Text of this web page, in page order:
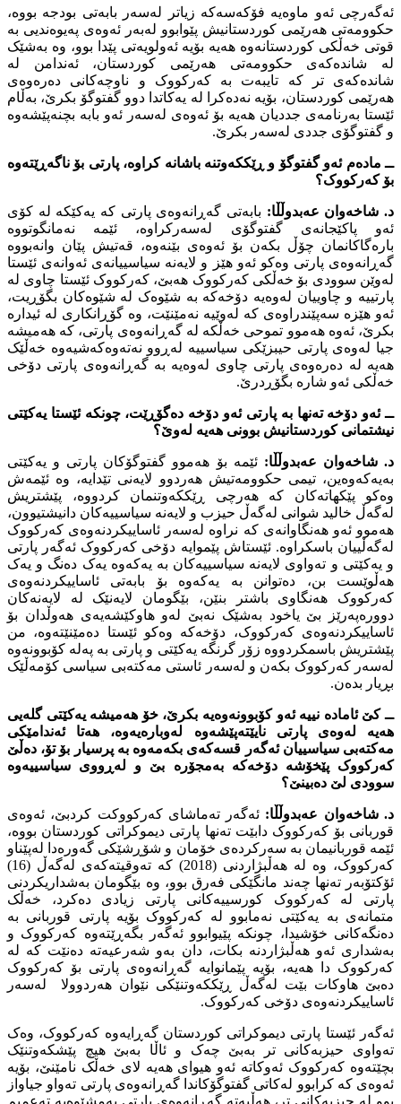
ئەگەرچى ئەو ماوەیە فۆکەسەکە زیاتر لەسەر بابەتى بودجە بووە،
حکوومەتى هەرێمى کوردستانیش پێوابوو لەبەر ئەوەى پەیوەندیى بە
قوتى خەڵکى کوردستانەوە هەیە بۆیە ئەولویەتى پێدا بوو، وە بەشێک
لە شاندەکەى حکوومەتى هەرێمى کوردستان، ئەندامن لە
شاندەکەى تر کە تایبەت بە کەرکووک و ناوچەکانى دەرەوەى
هەرێمى کوردستان، بۆیە نەدەکرا لە یەکاتدا دوو گفتوگۆ بکرێ، بەڵام
ئێستا بەرنامەى جددیان هەیە بۆ ئەوەى لەسەر ئەو بابە بچنەپێشەوە
و گفتوگۆى جددى لەسەر بکرێ.
ــ مادەم ئەو گفتوگۆ و ڕێککەوتنە باشانە کراوە، پارتى بۆ ناگەڕێتەوە
بۆ کەرکووک؟
د. شاخەوان عەبدوڵڵا: بابەتى گەڕانەوەى پارتى کە یەکێکە لە کۆى
ئەو پاکێجانەى گفتوگۆى لەسەرکراوە، ئێمە نەمانگوتووە
بارەگاکانمان چۆڵ بکەن بۆ ئەوەى بێنەوە، قەتیش پێان وانەبووە
گەڕانەوەى پارتى وەکو ئەو هێز و لایەنە سیاسییانەى ئەوانەى ئێستا
لەوێن سوودى بۆ خەڵکى کەرکووک هەبێ، کەرکووک ئێستا چاوى لە
پارتییە و چاوییان لەوەیە دۆخەکە بە شێوەک لە شێوەکان بگۆڕیت،
ئەو هێزە سەپێندراوەى کە لەوێیە نەمێنێت، وە گۆڕانکارى لە ئیدارە
بکرێ، ئەوە هەموو تموحى خەڵکە لە گەڕانەوەى پارتى، کە هەمیشە
جیا لەوەى پارتى حیبزێکى سیاسییە لەڕوو نەتەوەکەشیەوە خەڵێک
هەیە لە دەرەوەى پارتى چاوى لەوەیە بە گەڕانەوەى پارتى دۆخى
خەڵکى ئەو شارە بگۆڕدرێ.
ــ ئەو دۆخە تەنها بە پارتى ئەو دۆخە دەگۆڕێت، چونکە ئێستا یەکێتی
نیشتمانى کوردستانیش بوونى هەیە لەوێ؟
د. شاخەوان عەبدوڵڵا: ئێمە بۆ هەموو گفتوگۆکان پارتى و یەکێتى
بەیەکەوەین، تیمى حکوومەتیش هەردوو لایەنى تێدایە، وە ئێمەش
وەکو پێکهاتەکان کە هەرچى ڕێککەوتنمان کردووە، پێشتریش
لەگەڵ خالید شوانى لەگەڵ حیزب و لایەنە سیاسییەکان دانیشتیوون،
هەموو ئەو هەنگاوانەى کە نراوە لەسەر ئاساییکردنەوەى کەرکووک
لەگەڵییان باسکراوە. ئێستاش پێموایە دۆخى کەرکووک ئەگەر پارتى
و یەکێتى و تەواوى لایەنە سیاسییەکان بە یەکەوە یەک دەنگ و یەک
هەڵوێست بن، دەتوانن بە یەکەوە بۆ بابەتى ئاساییکردنەوەى
کەرکووک هەنگاوى باشتر بنێن، بێگومان لایەنێک لە لایەنەکان
دوورەپەرێز بێ یاخود بەشێک نەبێ لەو هاوکێشەیەى هەوڵدان بۆ
ئاساییکردنەوەى کەرکووک، دۆخەکە وەکو ئێستا دەمێنێتەوە، من
پێشتریش باسمکردووە زۆر گرنگە یەکێتى و پارتى بە پەلە کۆبوونەوە
لەسەر کەرکووک بکەن و لەسەر ئاستى مەکتەبى سیاسى کۆمەڵێک
بڕیار بدەن.
ــ کێ ئامادە نییە ئەو کۆبوونەوەیە بکرێ، خۆ هەمیشە یەکێتى گلەیى
هەیە لەوەى پارتى نایێتەپێشەوە لەوبارەیەوە، هەتا ئەندامێکى
مەکتەبى سیاسییان ئەگەر قسەکەى بکەمەوە بە پرسیار بۆ تۆ، دەڵێ
کەرکووک پێخۆشە دۆخەکە بەمجۆرە بێ و لەڕووى سیاسییەوە
سوودى لێ دەبینێ؟
د. شاخەوان عەبدوڵڵا: ئەگەر تەماشاى کەرکووکت کردبێ، ئەوەى
قوربانى بۆ کەرکووک دابێت تەنها پارتى دیموکراتى کوردستان بووە،
ئێمە قوربانیمان بە سەرکردەى خۆمان و شۆڕشێکى گەورەدا لەپێناو
کەرکووک، وە لە هەڵبژاردنى (2018) کە تەوقیتەکەى لەگەڵ (16)
ئۆکتۆبەر تەنها چەند مانگێکى فەرق بوو، وە بێگومان بەشداریکردنى
پارتى لە کەرکووک کورسییەکانى پارتى زیادی دەکرد، خەڵک
متمانەى بە یەکێتى نەمابوو لە کەرکووک بۆیە پارتى قوربانى بە
دەنگەکانى خۆشیدا، چونکە پێیوابوو ئەگەر بگەڕێتەوە کەرکووک و
بەشدارى ئەو هەڵبژاردنە بکات، دان بەو شەرعیەتە دەنێت کە لە
کەرکووک دا هەیە، بۆیە پێمانوایە گەڕانەوەى پارتى بۆ کەرکووک
دەبێ هاوکات بێت لەگەڵ ڕێککەوتنێکى نێوان هەردوولا لەسەر
ئاساییکردنەوەى دۆخى کەرکووک.
ئەگەر ئێستا پارتى دیموکراتى کوردستان گەڕایەوە کەرکووک، وەک
تەواوى حیزبەکانى تر بەبێ چەک و ئاڵا بەبێ هیچ پێشکەوتنێک
بچێتەوە کەرکووک ئەوکاتە ئەو هیواى هەیە لاى خەڵک نامێنێ، بۆیە
ئەوەى کە کرابوو لەکاتى گفتوگۆکاندا گەڕانەوەى پارتى تەواو جیاواز